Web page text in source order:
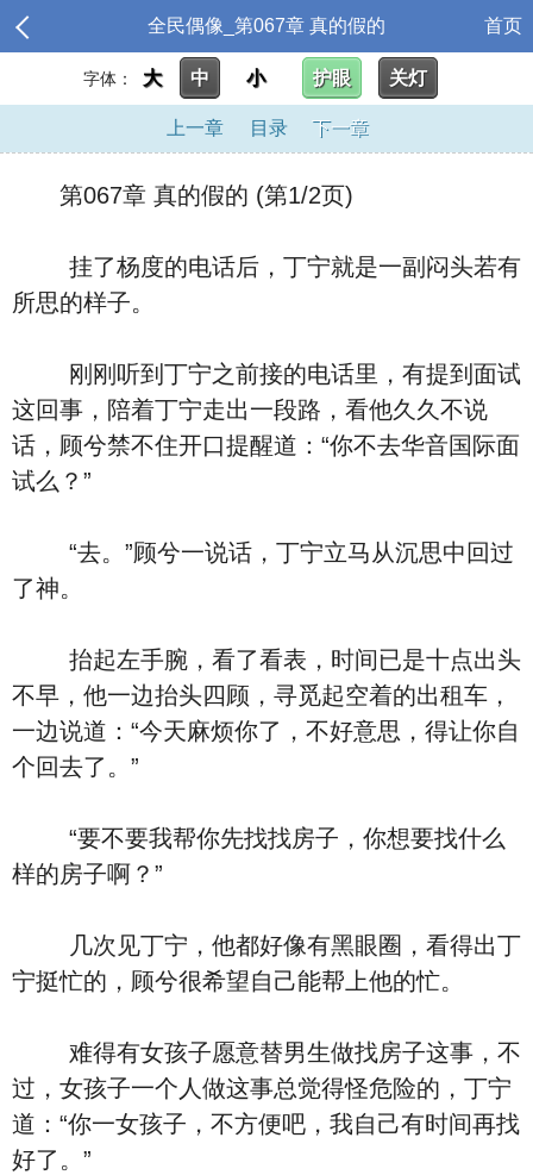
全民偶像_第067章 真的假的 首页
字体： 大 中 小 护眼 关灯
上一章 目录 下一章
第067章 真的假的 (第1/2页)
挂了杨度的电话后，丁宁就是一副闷头若有
所思的样子。
刚刚听到丁宁之前接的电话里，有提到面试
这回事，陪着丁宁走出一段路，看他久久不说
话，顾兮禁不住开口提醒道：“你不去华音国际面
试么？”
“去。”顾兮一说话，丁宁立马从沉思中回过
了神。
抬起左手腕，看了看表，时间已是十点出头
不早，他一边抬头四顾，寻觅起空着的出租车，
一边说道：“今天麻烦你了，不好意思，得让你自
个回去了。”
“要不要我帮你先找找房子，你想要找什么
样的房子啊？”
几次见丁宁，他都好像有黑眼圈，看得出丁
宁挺忙的，顾兮很希望自己能帮上他的忙。
难得有女孩子愿意替男生做找房子这事，不
过，女孩子一个人做这事总觉得怪危险的，丁宁
道：“你一女孩子，不方便吧，我自己有时间再找
好了。”